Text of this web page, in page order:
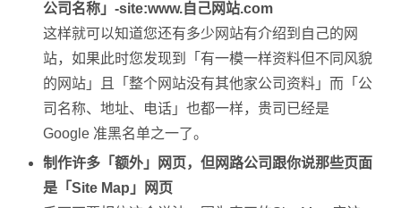
公司名称」-site:www.自己网站.com
这样就可以知道您还有多少网站有介绍到自己的网
站，如果此时您发现到「有一模一样资料但不同风貌
的网站」且「整个网站没有其他家公司资料」而「公
司名称、地址、电话」也都一样，贵司已经是
Google 准黑名单之一了。
制作许多「额外」网页，但网路公司跟你说那些页面
是「Site Map」网页